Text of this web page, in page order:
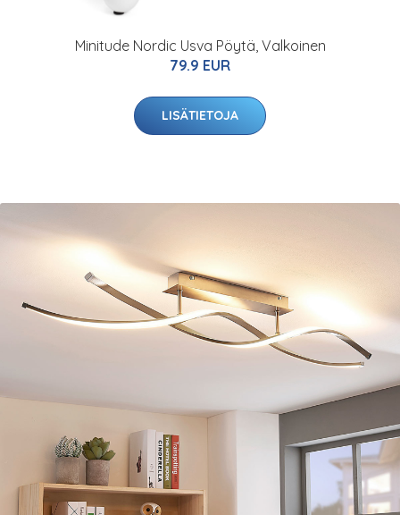
Minitude Nordic Usva Pöytä, Valkoinen
79.9 EUR
LISÄTIETOJA